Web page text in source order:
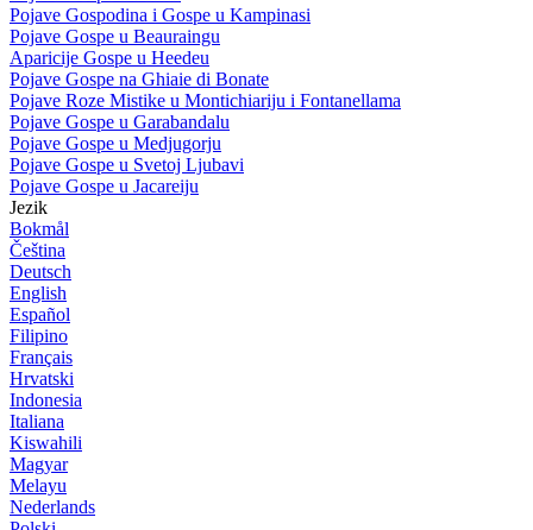
Pojave Gospodina i Gospe u Kampinasi
Pojave Gospe u Beauraingu
Aparicije Gospe u Heedeu
Pojave Gospe na Ghiaie di Bonate
Pojave Roze Mistike u Montichiariju i Fontanellama
Pojave Gospe u Garabandalu
Pojave Gospe u Medjugorju
Pojave Gospe u Svetoj Ljubavi
Pojave Gospe u Jacareiju
Jezik
Bokmål
Čeština
Deutsch
English
Español
Filipino
Français
Hrvatski
Indonesia
Italiana
Kiswahili
Magyar
Melayu
Nederlands